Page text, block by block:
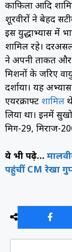
काफिला आदि
शूरवीरों ने बेहद
इस युद्धाभ्यास में
शामिल रहे।
ने अपनी ताकत और
मिशनों के जरिए
दर्शाया। यह
एयरक्राफ्ट शामिल
लिया था। इनमें
मिग-29, मिराज-
ये भी पढ़े…
पहुंचीं CM रेखा